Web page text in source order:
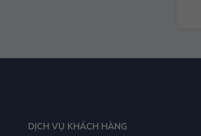
DỊCH VỤ KHÁCH HÀNG